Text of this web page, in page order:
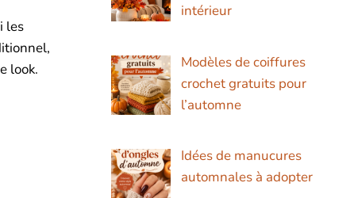
les
look.
intérieur
Modèles de coiffures
crochet gratuits pour
l’automne
Idées de manucures
automnales à adopter